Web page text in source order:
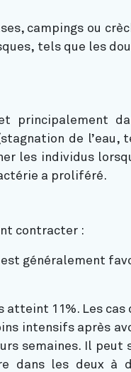
campings ou
tels que les
principalement
de l’eau,
les individus
a proliféré.
contracter :
généralement
atteint 11%. Les
intensifs après
semaines. Il peut
dans les deux à